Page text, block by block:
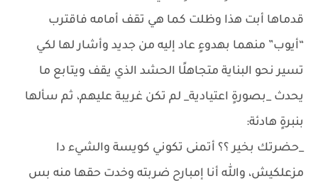
قدماها أبت هذا وظلت كما هي تقف أمامه فاقترب
“أيوب” منهما بهدوءٍ عاد إليه من جديد وأشار لها لكي
تسير نحو البناية متجاهلًا الحشد الذي يقف ويتابع ما
يحدث _بصورةٍ اعتيادية_ لم تكن غريبة عليهم، ثم سألها
بنبرةٍ هادئة:
_حضرتك بخير ؟؟ أتمنى تكوني كويسة والشيء دا
مزعلكيش، والله أنا إمبارح ضربته وخدت حقها منه بس